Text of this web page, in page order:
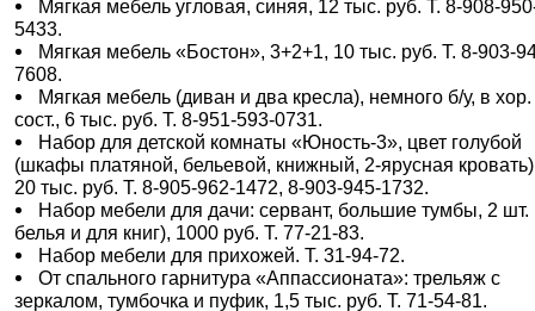
Мягкая мебель угловая, синяя, 12 тыс. руб. Т. 8-908-
5433.
Мягкая мебель «Бостон», 3+2+1, 10 тыс. руб. Т. 8-903-
7608.
Мягкая мебель (диван и два кресла), немного б/у, в хор.
сост., 6 тыс. руб. Т. 8-951-593-0731.
Набор для детской комнаты «Юность-3», цвет голубой
(шкафы платяной, бельевой, книжный, 2-ярусная
20 тыс. руб. Т. 8-905-962-1472, 8-903-945-1732.
Набор мебели для дачи: сервант, большие тумбы, 2 шт.
белья и для книг), 1000 руб. Т. 77-21-83.
Набор мебели для прихожей. Т. 31-94-72.
От спального гарнитура «Аппассионата»: трельяж с
зеркалом, тумбочка и пуфик, 1,5 тыс. руб. Т. 71-54-81.